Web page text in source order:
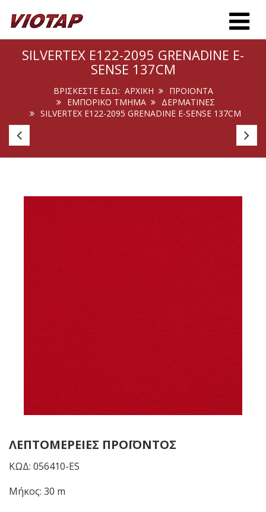
Toggle
SILVERTEX E122-2095 GRENADINE E-
SENSE 137CM
ΒΡΊΣΚΕΣΤΕ ΕΔΏ: ΑΡΧΙΚΉ
ΠΡΟΙΟΝΤΑ
ΕΜΠΟΡΙΚΟ ΤΜΗΜΑ
ΔΕΡΜΑΤΙΝΕΣ
SILVERTEX E122-2095 GRENADINE E-SENSE 137CM
Agnona
102
ΛΕΠΤΟΜΈΡΕΙΕΣ ΠΡΟΪΌΝΤΟΣ
ΚΩΔ: 056410-ES
Μήκος: 30 m